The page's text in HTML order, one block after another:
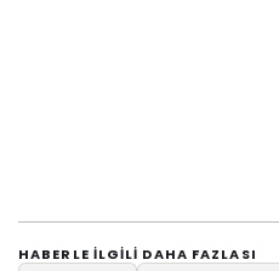
HABERLE ILGILI DAHA FAZLASI